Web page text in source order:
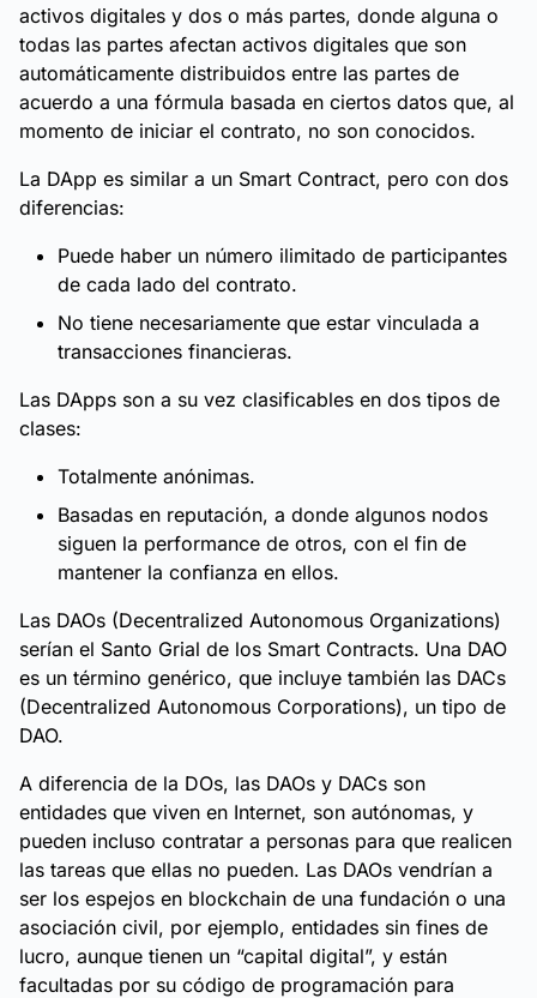
activos digitales y dos o más partes, donde alguna o
todas las partes afectan activos digitales que son
automáticamente distribuidos entre las partes de
acuerdo a una fórmula basada en ciertos datos que, al
momento de iniciar el contrato, no son conocidos.
La DApp es similar a un Smart Contract, pero con dos
diferencias:
Puede haber un número ilimitado de participantes
de cada lado del contrato.
No tiene necesariamente que estar vinculada a
transacciones financieras.
Las DApps son a su vez clasificables en dos tipos de
clases:
Totalmente anónimas.
Basadas en reputación, a donde algunos nodos
siguen la performance de otros, con el fin de
mantener la confianza en ellos.
Las DAOs (Decentralized Autonomous Organizations)
serían el Santo Grial de los Smart Contracts. Una DAO
es un término genérico, que incluye también las DACs
(Decentralized Autonomous Corporations), un tipo de
DAO.
A diferencia de la DOs, las DAOs y DACs son
entidades que viven en Internet, son autónomas, y
pueden incluso contratar a personas para que realicen
las tareas que ellas no pueden. Las DAOs vendrían a
ser los espejos en blockchain de una fundación o una
asociación civil, por ejemplo, entidades sin fines de
lucro, aunque tienen un “capital digital”, y están
facultadas por su código de programación para